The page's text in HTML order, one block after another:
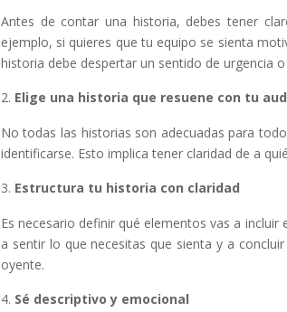
Antes de contar una historia, debes tener
ejemplo, si quieres que tu equipo se sienta
historia debe despertar un sentido de urgencia
Elige una historia que resuene con tu
No todas las historias son adecuadas para
identificarse. Esto implica tener claridad de a
Estructura tu historia con claridad
Es necesario definir qué elementos vas a
a sentir lo que necesitas que sienta y a
oyente​.
Sé descriptivo y emocional